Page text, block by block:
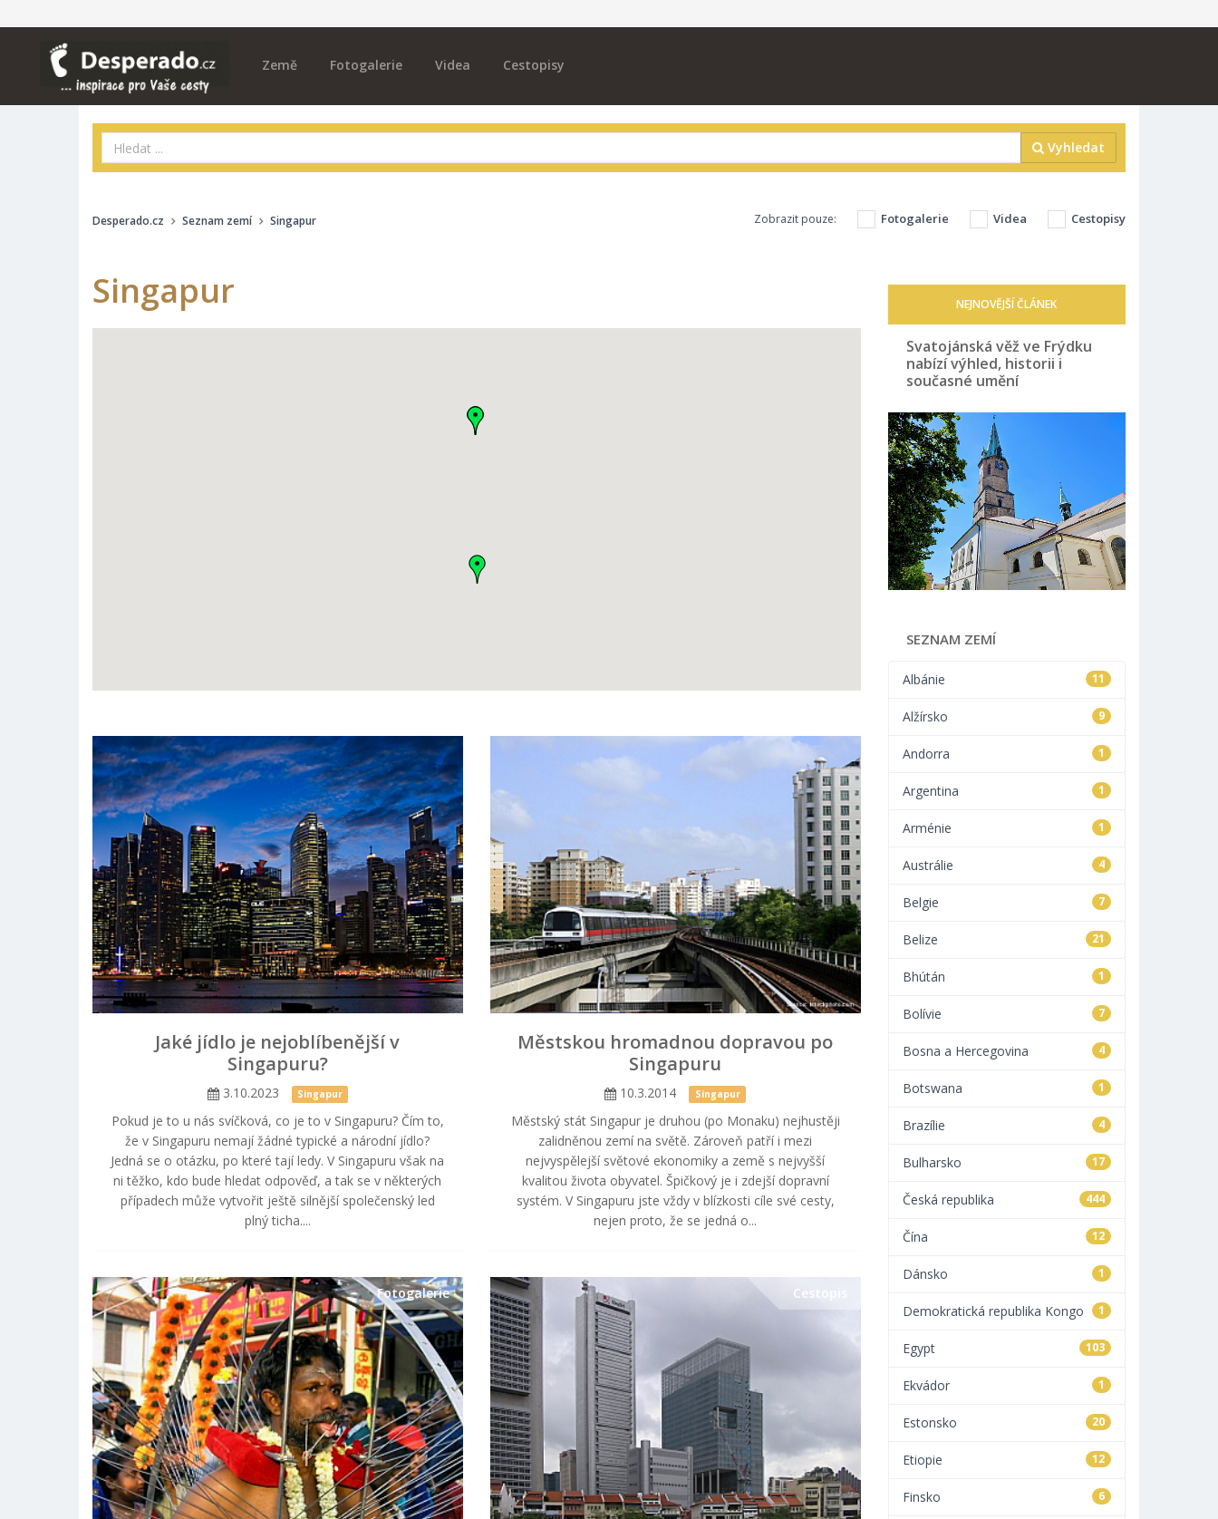
Země Fotogalerie Videa Cestopisy
Vyhledat
Zobrazit pouze: Fotogalerie Videa Cestopisy
Desperado.cz Seznam zemí Singapur
Singapur
Jaké jídlo je nejoblíbenější v
Singapuru?
3.10.2023 Singapur
Pokud je to u nás svíčková, co je to v Singapuru? Čím to,
že v Singapuru nemají žádné typické a národní jídlo?
Jedná se o otázku, po které tají ledy. V Singapuru však na
ni těžko, kdo bude hledat odpověď, a tak se v některých
případech může vytvořit ještě silnější společenský led
plný ticha....
Městskou hromadnou dopravou po
Singapuru
10.3.2014 Singapur
Městský stát Singapur je druhou (po Monaku) nejhustěji
zalidněnou zemí na světě. Zároveň patří i mezi
nejvyspělejší světové ekonomiky a země s nejvyšší
kvalitou života obyvatel. Špičkový je i zdejší dopravní
systém. V Singapuru jste vždy v blízkosti cíle své cesty,
nejen proto, že se jedná o...
Fotogalerie Cestopis
NEJNOVĚJŠÍ ČLÁNEK
Svatojánská věž ve Frýdku
nabízí výhled, historii i
současné umění
SEZNAM ZEMÍ
11
Albánie
9
Alžírsko
1
Andorra
1
Argentina
1
Arménie
4
Austrálie
7
Belgie
21
Belize
1
Bhútán
7
Bolívie
4
Bosna a Hercegovina
1
Botswana
4
Brazílie
17
Bulharsko
444
Česká republika
12
Čína
1
Dánsko
1
Demokratická republika Kongo
103
Egypt
1
Ekvádor
20
Estonsko
12
Etiopie
6
Finsko